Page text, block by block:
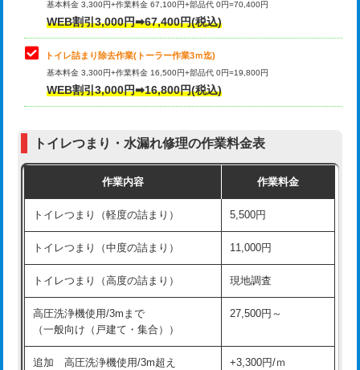
基本料金 3,300円+作業料金 67,100円+部品代 0円=70,400円
WEB割引3,000円➡67,400円(税込)
トイレ詰まり除去作業(トーラー作業3ｍ迄)
基本料金 3,300円+作業料金 16,500円+部品代 0円=19,800円
WEB割引3,000円➡16,800円(税込)
トイレつまり・水漏れ修理の作業料金表
作業内容 作業料金
トイレつまり（軽度の詰まり） 5,500円
トイレつまり（中度の詰まり） 11,000円
トイレつまり（高度の詰まり） 現地調査
高圧洗浄機使用/3mまで
（一般向け（戸建て・集合））
27,500円～
追加 高圧洗浄機使用/3m超え
+3,300円/ｍ